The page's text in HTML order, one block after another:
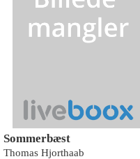
Sommerbæst
Thomas Hjorthaab